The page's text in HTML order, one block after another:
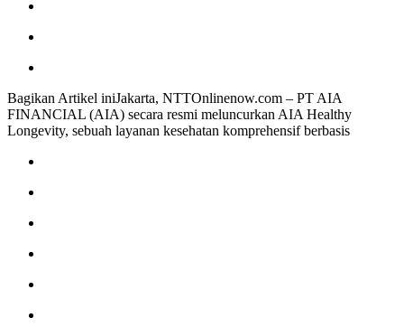
Bagikan Artikel iniJakarta, NTTOnlinenow.com – PT AIA
FINANCIAL (AIA) secara resmi meluncurkan AIA Healthy
Longevity, sebuah layanan kesehatan komprehensif berbasis